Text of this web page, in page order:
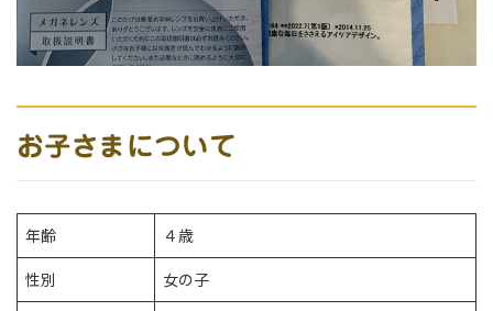
お子さまについて
年齢
４歳
性別
女の子